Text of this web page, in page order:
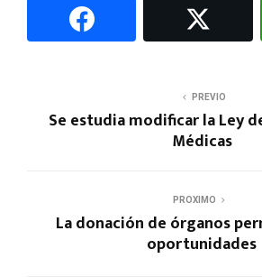
PREVIO
Se estudia modificar la Ley
Médicas
PROXIMO
La donación de órganos
oportunidades